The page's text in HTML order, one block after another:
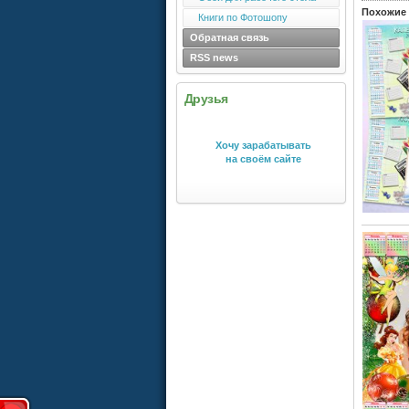
Книги по Фотошопу
Обратная связь
RSS news
Друзья
Хочу зарабатывать
на своём сайте
Похожие